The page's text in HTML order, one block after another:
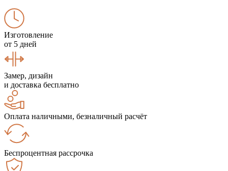
Изготовление
от 5 дней
Замер, дизайн
и доставка бесплатно
Оплата наличными, безналичный расчёт
Беспроцентная рассрочка